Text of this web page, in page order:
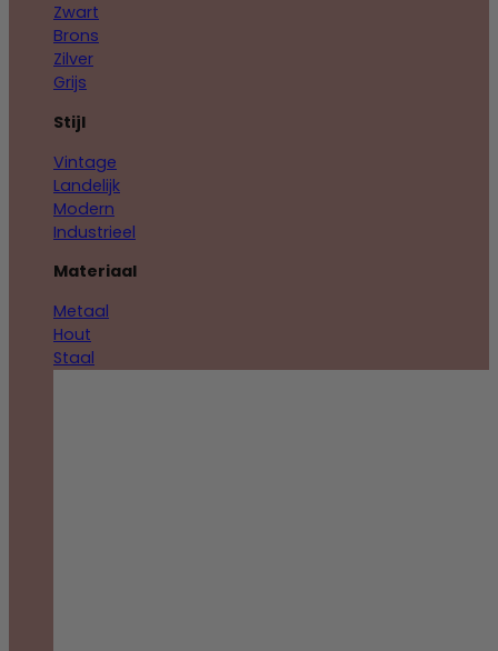
Zwart
Brons
Zilver
Grijs
Stijl
Vintage
Landelijk
Modern
Industrieel
Materiaal
Metaal
Hout
Staal